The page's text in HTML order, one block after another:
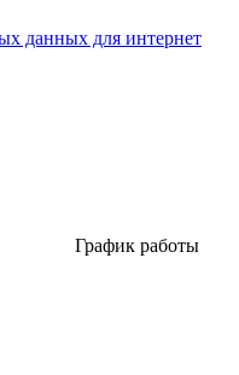
данных для интернет
График работы